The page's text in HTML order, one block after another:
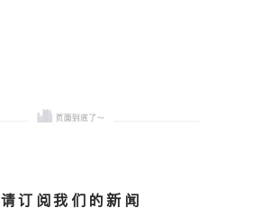
请订阅我们的新闻